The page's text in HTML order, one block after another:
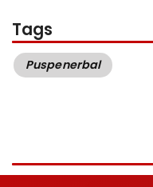
Tags
Puspenerbal